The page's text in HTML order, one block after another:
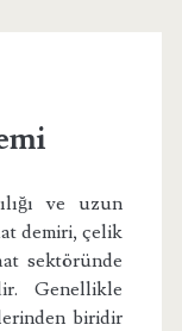
ve uzun
demiri, çelik
sektöründe
Genellikle
biridir